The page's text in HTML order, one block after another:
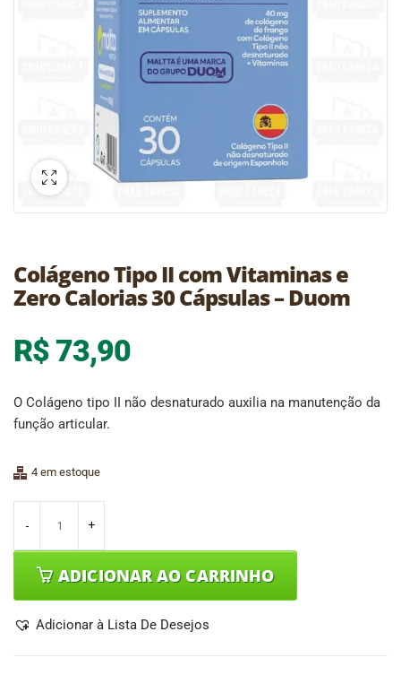
Colágeno Tipo II com Vitaminas e
Zero Calorias 30 Cápsulas – Duom
R$73,90
O Colágeno tipo II não desnaturado auxilia na manutenção da
função articular.
4 em estoque
ADICIONAR AO CARRINHO
Adicionar à Lista De Desejos